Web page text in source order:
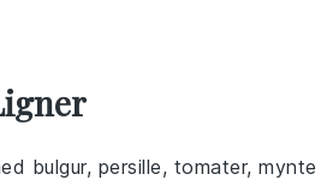
bulgur, persille, tomater,